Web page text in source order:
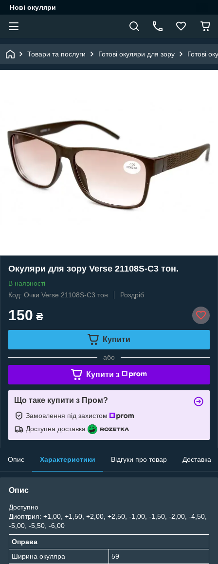
Нові окуляри
Товари та послуги Готові окуляри для зору Готові
Окуляри для зору Verse 21108S-C3 тон.
В наявності
Код: Очки Verse 21108S-C3 тон
Роздріб
150 ₴
Купити
або
Купити з
Що таке купити з Пром?
Замовлення під захистом
Доступна доставка
Опис Характеристики Відгуки про товар Доставка
Опис
Доступно
Диоптрия: +1,00, +1,50, +2,00, +2,50, -1,00, -1,50, -2,00, -4,50,
-5,00, -5,50, -6,00
Оправа
Ширина окуляра
59